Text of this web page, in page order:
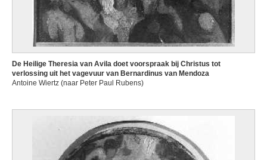
De Heilige Theresia van Avila doet voorspraak bij Christus tot
verlossing uit het vagevuur van Bernardinus van Mendoza
Antoine Wiertz (naar Peter Paul Rubens)